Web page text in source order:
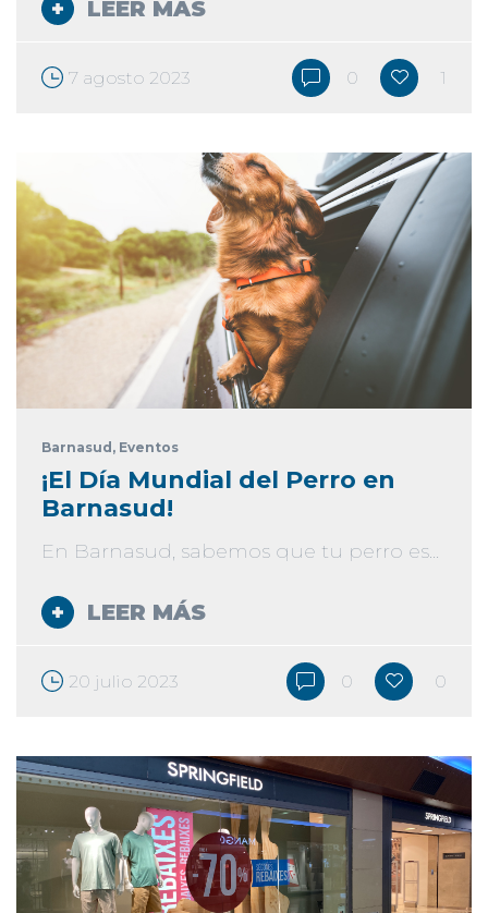
LEER MÁS
7 agosto 2023 0 1
Barnasud , Eventos
¡El Día Mundial del Perro en
Barnasud!
En Barnasud, sabemos que tu perro es...
LEER MÁS
20 julio 2023 0 0